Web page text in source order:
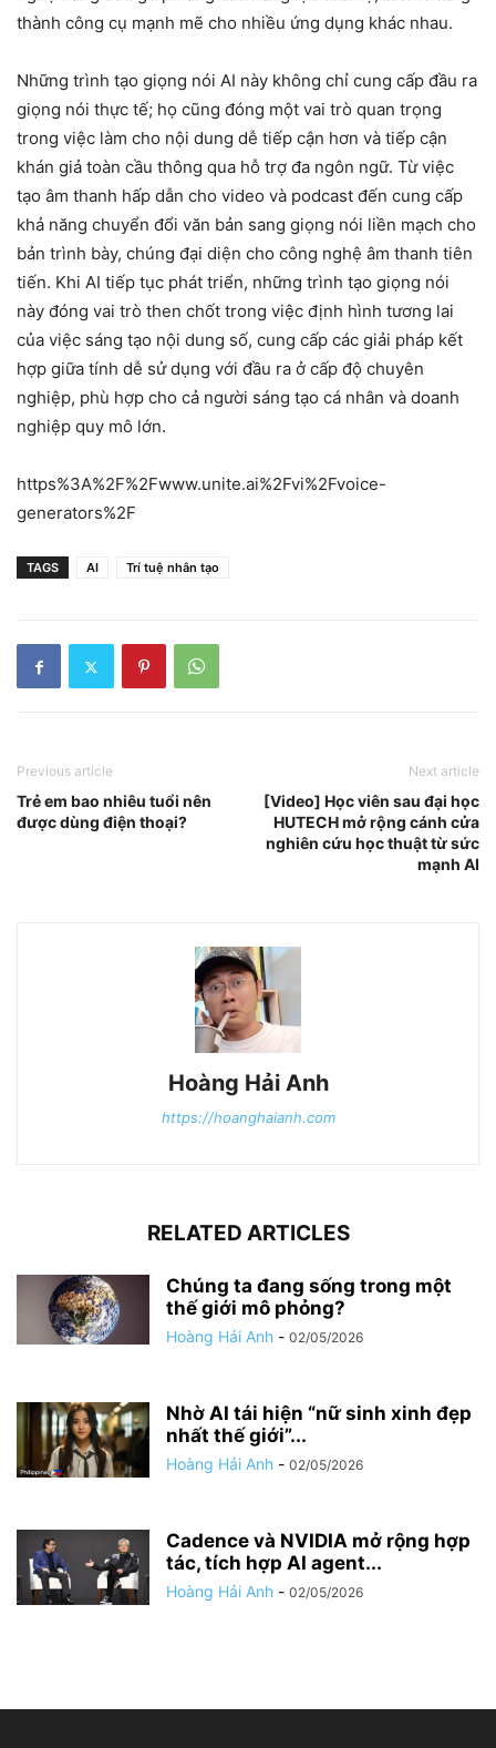
thành công cụ mạnh mẽ cho nhiều ứng dụng khác nhau.
Những trình tạo giọng nói AI này không chỉ cung cấp đầu ra
giọng nói thực tế; họ cũng đóng một vai trò quan trọng
trong việc làm cho nội dung dễ tiếp cận hơn và tiếp cận
khán giả toàn cầu thông qua hỗ trợ đa ngôn ngữ. Từ việc
tạo âm thanh hấp dẫn cho video và podcast đến cung cấp
khả năng chuyển đổi văn bản sang giọng nói liền mạch cho
bản trình bày, chúng đại diện cho công nghệ âm thanh tiên
tiến. Khi AI tiếp tục phát triển, những trình tạo giọng nói
này đóng vai trò then chốt trong việc định hình tương lai
của việc sáng tạo nội dung số, cung cấp các giải pháp kết
hợp giữa tính dễ sử dụng với đầu ra ở cấp độ chuyên
nghiệp, phù hợp cho cả người sáng tạo cá nhân và doanh
nghiệp quy mô lớn.
https%3A%2F%2Fwww.unite.ai%2Fvi%2Fvoice-
generators%2F
TAGS AI Trí tuệ nhân tạo
Previous article
Trẻ em bao nhiêu tuổi nên
được dùng điện thoại?
Next article
[Video] Học viên sau đại học
HUTECH mở rộng cánh cửa
nghiên cứu học thuật từ sức
mạnh AI
Hoàng Hải Anh
https://hoanghaianh.com
RELATED ARTICLES
Chúng ta đang sống trong một
thế giới mô phỏng?
Hoàng Hải Anh - 02/05/2026
Nhờ AI tái hiện “nữ sinh xinh đẹp
nhất thế giới”...
Hoàng Hải Anh - 02/05/2026
Cadence và NVIDIA mở rộng hợp
tác, tích hợp AI agent...
Hoàng Hải Anh - 02/05/2026